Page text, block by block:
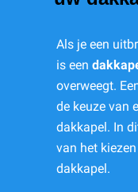
Als je een
is een
overweegt.
de keuze van
dakkapel. In
van het
dakkapel.